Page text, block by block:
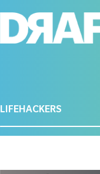
LIFEHACKERS